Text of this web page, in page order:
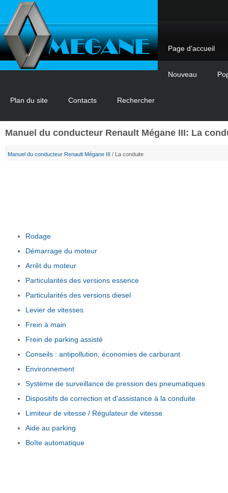
Page d'accueil
Nouveau
Plan du site Contacts Rechercher
Manuel du conducteur Renault Mégane III: La
Manuel du conducteur Renault Mégane III / La conduite
Rodage
Démarrage du moteur
Arrêt du moteur
Particularités des versions essence
Particularités des versions diesel
Levier de vitesses
Frein à main
Frein de parking assisté
Conseils : antipollution, économies de carburant
Environnement
Système de surveillance de pression des pneumatiques
Dispositifs de correction et d'assistance à la conduite
Limiteur de vitesse / Régulateur de vitesse
Aide au parking
Boîte automatique